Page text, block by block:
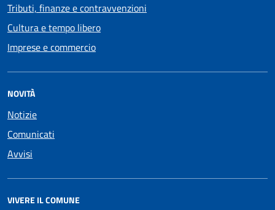
Tributi, finanze e contravvenzioni
Cultura e tempo libero
Imprese e commercio
NOVITÀ
Notizie
Comunicati
Avvisi
VIVERE IL COMUNE